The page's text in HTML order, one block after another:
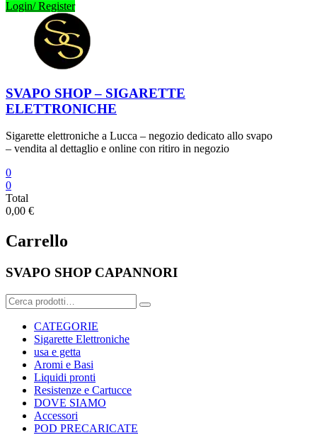
Login/ Register
SVAPO SHOP – SIGARETTE
ELETTRONICHE
Sigarette elettroniche a Lucca – negozio dedicato allo svapo
– vendita al dettaglio e online con ritiro in negozio
0
0
Total
0,00 €
Carrello
SVAPO SHOP CAPANNORI
Cerca:
CATEGORIE
Sigarette Elettroniche
usa e getta
Aromi e Basi
Liquidi pronti
Resistenze e Cartucce
DOVE SIAMO
Accessori
POD PRECARICATE